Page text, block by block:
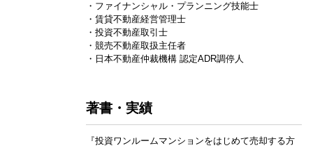
・ファイナンシャル・プランニング技能士
・賃貸不動産経営管理士
・投資不動産取引士
・競売不動産取扱主任者
・日本不動産仲裁機構 認定ADR調停人
著書・実績
『投資ワンルームマンションをはじめて売却する方